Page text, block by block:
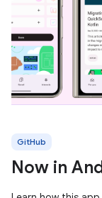
GitHub
Now in